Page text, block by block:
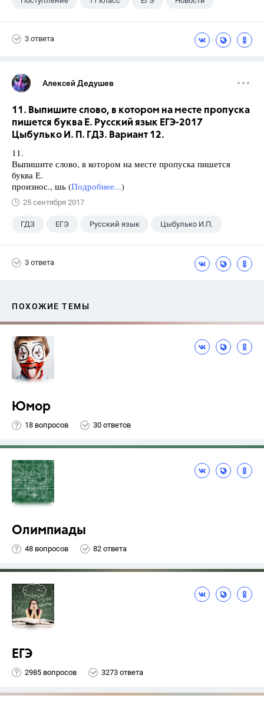
3 ответа
Алексей Дедушев
11. Выпишите слово, в котором на месте пропуска
пишется буква Е. Русский язык ЕГЭ-2017
Цыбулько И. П. ГДЗ. Вариант 12.
11.
Выпишите слово, в котором на месте пропуска пишется
буква Е.
произнос., шь (Подробнее...)
25 сентября 2017
ГДЗ ЕГЭ Русский язык Цыбулько И.П.
3 ответа
ПОХОЖИЕ ТЕМЫ
Юмор
18 вопросов 30 ответов
Олимпиады
48 вопросов 82 ответа
ЕГЭ
2985 вопросов 3273 ответа